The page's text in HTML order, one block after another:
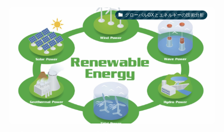
グローバルGXとエネルギーの技術分析